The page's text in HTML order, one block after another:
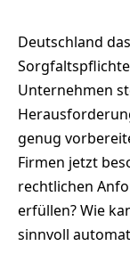
Deutschland
Unternehmen
genug
Firmen jetzt
rechtlichen
erfüllen? Wie
sinnvoll